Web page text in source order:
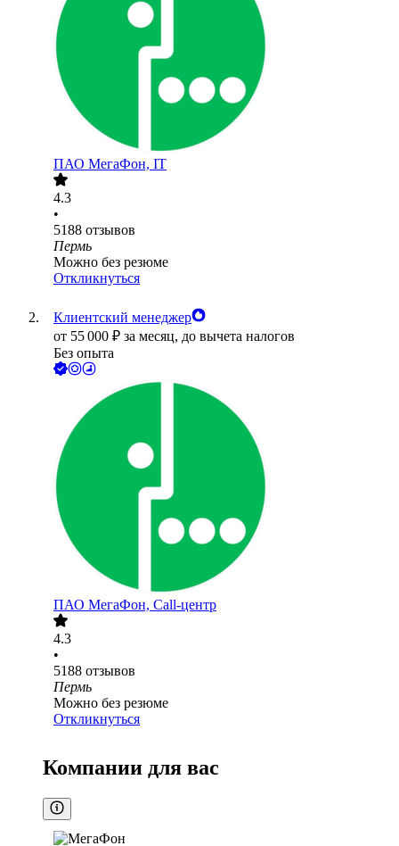
ПАО МегаФон, IT
4.3
•
5188 отзывов
Пермь
Можно без резюме
Откликнуться
Клиентский менеджер
от 55 000 ₽ за месяц, до вычета налогов
Без опыта
ПАО МегаФон, Call-центр
4.3
•
5188 отзывов
Пермь
Можно без резюме
Откликнуться
Компании для вас